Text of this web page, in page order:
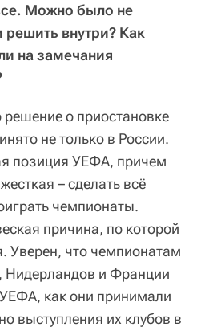
Можно было не
решить внутри? Как
на замечания
о приостановке
не только в России.
позиция УЕФА, причем
– сделать всё
чемпионаты.
причина, по которой
Уверен, что чемпионатам
Нидерландов и Франции
как они принимали
выступления их клубов в